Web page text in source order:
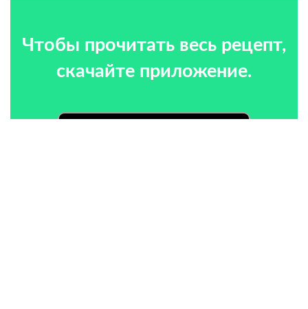
Чтобы прочитать весь рецепт,
скачайте приложение.